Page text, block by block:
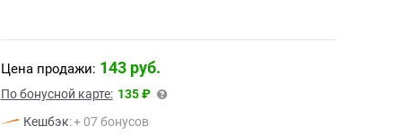
Цена продажи: 143 руб.
По бонусной карте: 135 ₽
Кешбэк:+ 07 бонусов